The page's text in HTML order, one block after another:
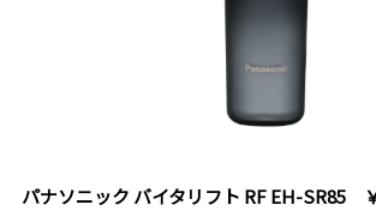
パナソニック バイタリフト RF EH-SR85